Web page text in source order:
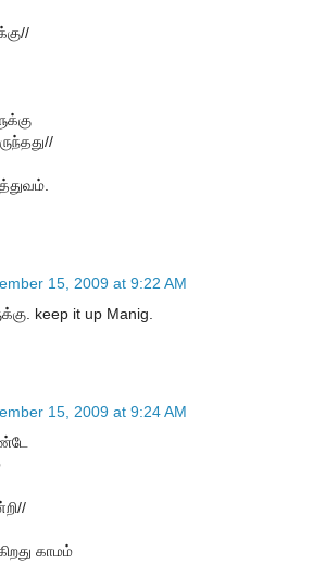
15, 2009 at 9:22 AM
keep it up Manig.
15, 2009 at 9:24 AM
காமம்